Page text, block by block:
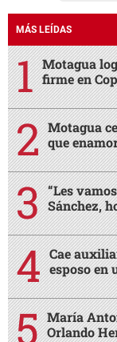
MÁS LEÍDAS
Motagua
firme en
Motagua
que
“Les
Sánchez,
Cae
esposo en
María
Orlando